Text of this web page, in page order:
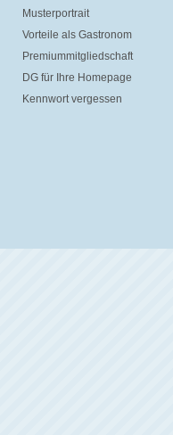
Musterportrait
Vorteile als Gastronom
Premiummitgliedschaft
DG für Ihre Homepage
Kennwort vergessen